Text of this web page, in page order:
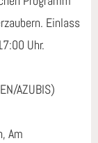
Einlass
Uhr.
AZUBIS)
Am